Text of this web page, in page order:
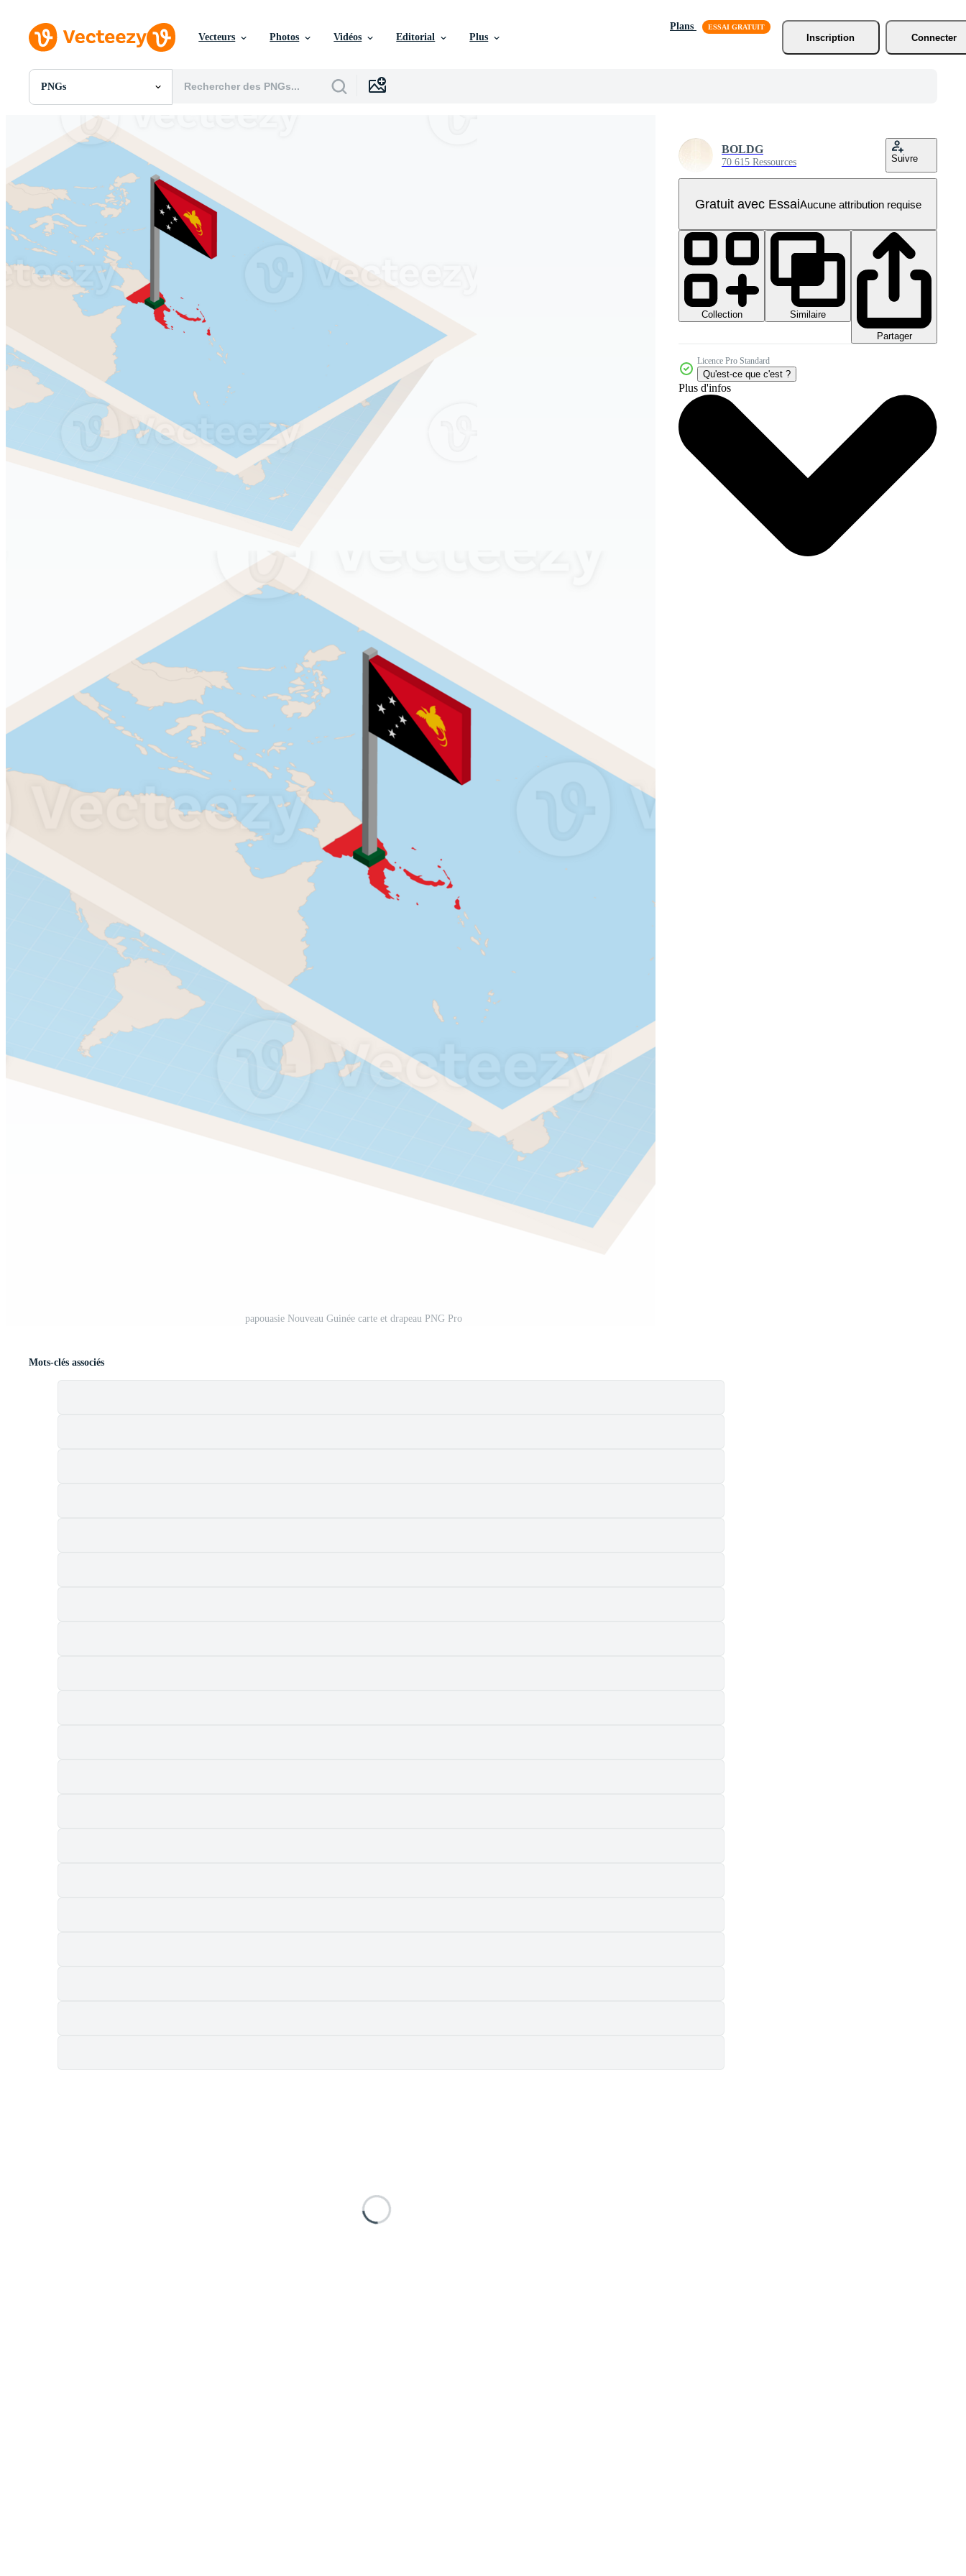
Vecteurs Photos Vidéos Editorial Plus
Plans
Inscription
Connecter
PNGs
Toutes Images
PSDs
Vecteurs
Motion graphics
Images Éditoriales
Événements Éditoriaux
papouasie Nouveau Guinée carte et drapeau PNG Pro
BOLDG
70 615 Ressources Suivre
Gratuit avec EssaiAucune attribution requise
Collection
Similaire
Partager
Licence Pro Standard
Qu'est-ce que c'est ?
Plus d'infos
Mots-clés associés